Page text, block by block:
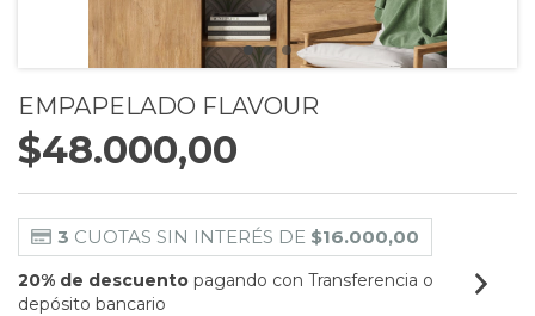
EMPAPELADO FLAVOUR
$48.000,00
3 CUOTAS SIN INTERÉS DE $16.000,00
20% de descuento pagando con Transferencia o
depósito bancario